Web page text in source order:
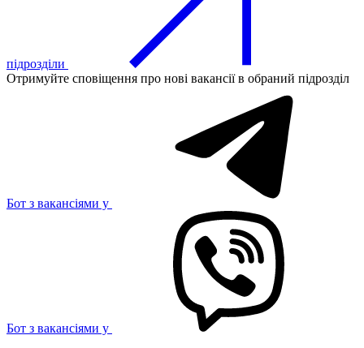
підрозділи
Отримуйте сповіщення про нові вакансії в обраний підрозділ
Бот з вакансіями у
Бот з вакансіями у